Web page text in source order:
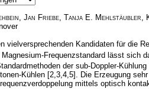
Jan Friebe Tanja E. Mehlstäubler
Kandidaten für die
Frequenzstandard lässt sich
der sub-Doppler-
Kühlen [2,3,4,5]. Die Erzeugung
mittels optisch